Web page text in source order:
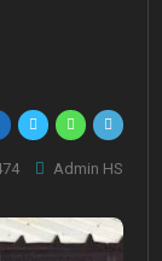
Admin HS